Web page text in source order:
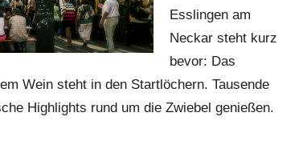
Esslingen am
Neckar steht kurz
bevor: Das
Wein steht in den Startlöchern. Tausende
Highlights rund um die Zwiebel genießen.